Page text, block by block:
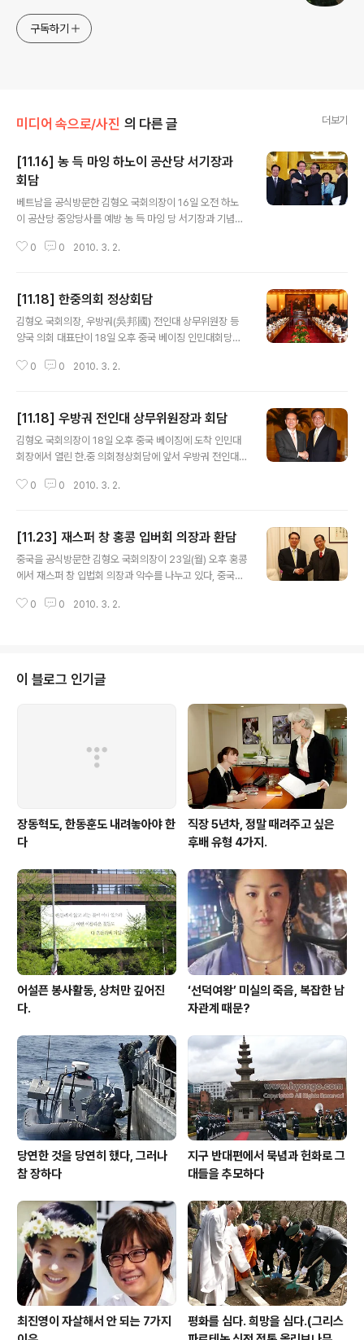
구독하기
미디어 속으로/사진 의 다른 글 더보기
[11.16] 농 득 마잉 하노이 공산당 서기장과
회담
베트남을 공식방문한 김형오 국회의장이 16일 오전 하노
이 공산당 중앙당사를 예방 농 득 마잉 당 서기장과 기념촬
대표단(이병석,오제세,임영호,구상찬,정미경 의원)이 16일
끝내고 회의장을 나서며 김형오 의장과 농 득 마잉 당서기
장이 인사를 나누고 있다.
0 0 2010. 3. 2.
[11.18] 한중의회 정상회담
김형오 국회의장, 우방궈(吳邦國) 전인대 상무위원장 등
양국 의회 대표단이 18일 오후 중국 베이징 인민대회당에
0 0 2010. 3. 2.
[11.18] 우방궈 전인대 상무위원장과 회담
김형오 국회의장이 18일 오후 중국 베이징에 도착 인민대
회장에서 열린 한.중 의회정상회담에 앞서 우방궈 전인대
0 0 2010. 3. 2.
[11.23] 재스퍼 창 홍콩 입버회 의장과 환담
중국을 공식방문한 김형오 국회의장이 23일(월) 오후 홍콩
에서 재스퍼 창 입법회 의장과 악수를 나누고 있다, 중국을
스퍼 창 입법회 의장과 회담을 갖고 있다,
0 0 2010. 3. 2.
이 블로그 인기글
장동혁도, 한동훈도 내려놓아야 한
다
직장 5년차, 정말 때려주고 싶은
후배 유형 4가지.
어설픈 봉사활동, 상처만 깊어진
다.
‘선덕여왕’ 미실의 죽음, 복잡한 남
자관계 때문?
당연한 것을 당연히 했다, 그러나
참 장하다
지구 반대편에서 묵념과 헌화로 그
대들을 추모하다
최진영이 자살해서 안 되는 7가지
평화를 심다. 희망을 심다.(그리스